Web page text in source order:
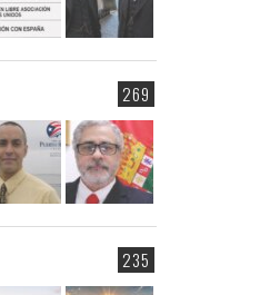
269
235